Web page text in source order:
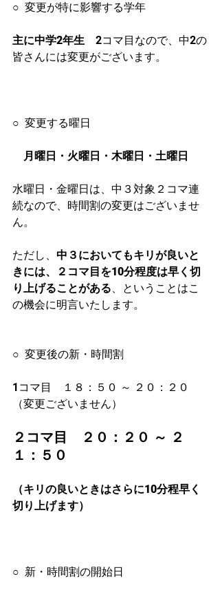
○  変更が特に影響する学年
主に中学2年生 2コマ目なので、中2の
皆さんには変更がございます。
○  変更する曜日
月曜日・火曜日・木曜日・土曜日
水曜日・金曜日は、中３対象２コマ連
続なので、時間割の変更はございませ
ん。
ただし、 中３においてもキリが良いと
きには、２コマ目を10分程度は早く切
り上げることがある、ということはこ
の機会に明言いたします。
○  変更後の新・時間割
1コマ目　１８：５０ ～ ２０：２０
（変更ございません）
２コマ目　２０：２０ ～ ２
１：５０
（キリの良いときはさらに10分程早く
切り上げます）
○  新・時間割の開始日